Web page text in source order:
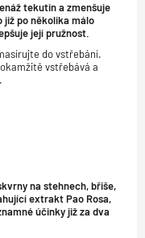
tekutin a zmenšuje
již po několika málo
její pružnost.
do vstřebání.
vstřebává a
na stehnech, břiše,
extrakt Pao Rosa,
účinky již za dva